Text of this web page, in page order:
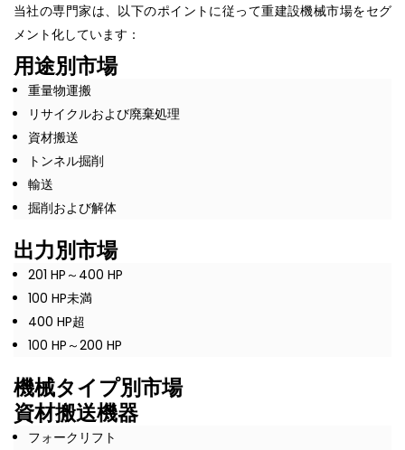
当社の専門家は、以下のポイントに従って重建設機械市場をセグ
メント化しています：
用途別市場
重量物運搬
リサイクルおよび廃棄処理
資材搬送
トンネル掘削
輸送
掘削および解体
出力別市場
201 HP～400 HP
100 HP未満
400 HP超
100 HP～200 HP
機械タイプ別市場
資材搬送機器
フォークリフト